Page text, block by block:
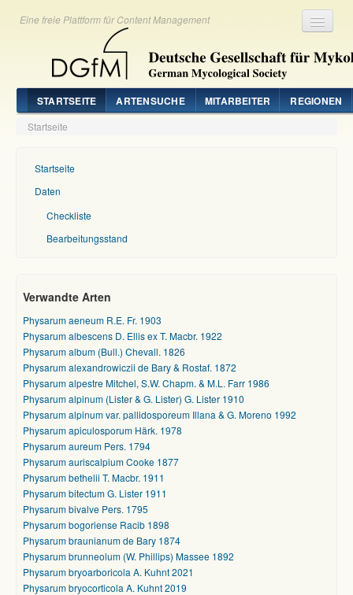
Eine freie Plattform für Content Management
STARTSEITE ARTENSUCHE MITARBEITER REGIONEN
Startseite
Startseite
Daten
Checkliste
Bearbeitungsstand
Verwandte Arten
Physarum aeneum R.E. Fr. 1903
Physarum albescens D. Ellis ex T. Macbr. 1922
Physarum album (Bull.) Chevall. 1826
Physarum alexandrowiczii de Bary & Rostaf. 1872
Physarum alpestre Mitchel, S.W. Chapm. & M.L. Farr 1986
Physarum alpinum (Lister & G. Lister) G. Lister 1910
Physarum alpinum var. pallidosporeum Illana & G. Moreno 1992
Physarum apiculosporum Härk. 1978
Physarum aureum Pers. 1794
Physarum auriscalpium Cooke 1877
Physarum bethelii T. Macbr. 1911
Physarum bitectum G. Lister 1911
Physarum bivalve Pers. 1795
Physarum bogoriense Racib 1898
Physarum braunianum de Bary 1874
Physarum brunneolum (W. Phillips) Massee 1892
Physarum bryoarboricola A. Kuhnt 2021
Physarum bryocorticola A. Kuhnt 2019